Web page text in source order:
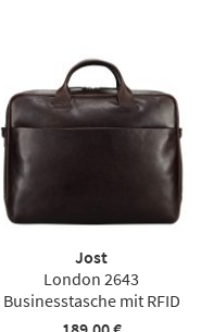
Jost
London 2643
Businesstasche mit RFID